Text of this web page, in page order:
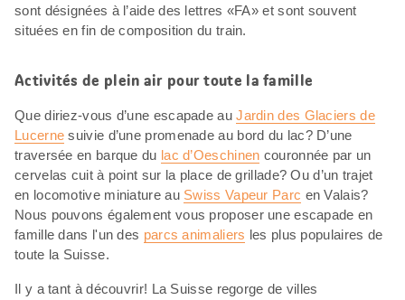
sont désignées à l’aide des lettres «FA» et sont souvent
situées en fin de composition du train.
Activités de plein air pour toute la famille
Que diriez-vous d’une escapade auJardin des Glaciers de
Lucerne suivie d’une promenade au bord du lac? D’une
traversée en barque du lac d’Oeschinen couronnée par un
cervelas cuit à point sur la place de grillade? Ou d’un trajet
en locomotive miniature au Swiss Vapeur Parc en Valais?
Nous pouvons également vous proposer une escapade en
famille dans l'un des parcs animaliers les plus populaires de
toute la Suisse.
Il y a tant à découvrir! La Suisse regorge de villes